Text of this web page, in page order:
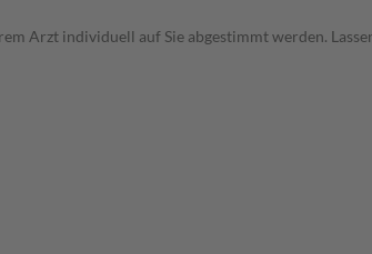
Arzt individuell auf Sie abgestimmt werden.